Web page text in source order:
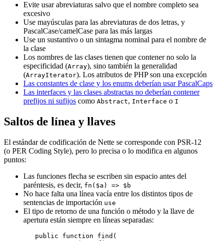
Evite usar abreviaturas salvo que el nombre completo sea
excesivo
Use mayúsculas para las abreviaturas de dos letras, y
PascalCase/camelCase para las más largas
Use un sustantivo o un sintagma nominal para el nombre de
la clase
Los nombres de las clases tienen que contener no solo la
especificidad (Array), sino también la generalidad
(ArrayIterator). Los atributos de PHP son una excepción
Las constantes de clase y los enums deberían usar PascalCaps
Las interfaces y las clases abstractas no deberían contener
prefijos ni sufijos como Abstract, Interface o I
Saltos de línea y llaves
El estándar de codificación de Nette se corresponde con PSR-12
(o PER Coding Style), pero lo precisa o lo modifica en algunos
puntos:
Las funciones flecha se escriben sin espacio antes del
paréntesis, es decir, fn($a) => $b
No hace falta una línea vacía entre los distintos tipos de
sentencias de importación use
El tipo de retorno de una función o método y la llave de
apertura están siempre en líneas separadas: